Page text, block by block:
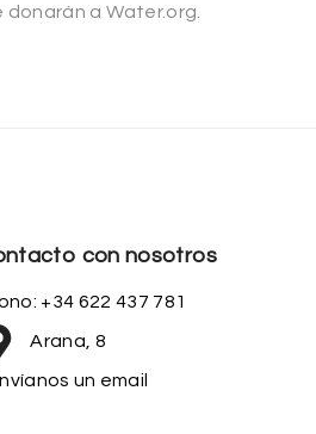
a Water.org.
con nosotros
+34 622 437 781
Arana, 8
un email